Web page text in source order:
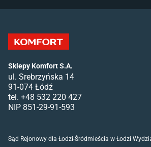
Sklepy Komfort S.A.
ul. Srebrzyńska 14
91-074 Łódź
tel. +48 532 220 427
NIP 851-29-91-593
Sąd Rejonowy dla Łodzi-Śródmieścia w Łodzi